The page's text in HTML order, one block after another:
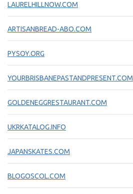
LAURELHILLNOW.COM
ARTISANBREAD-ABO.COM
PYSOY.ORG
YOURBRISBANEPASTANDPRESENT.COM
GOLDENEGGRESTAURANT.COM
UKRKATALOG.INFO
JAPANSKATES.COM
BLOGOSCOL.COM